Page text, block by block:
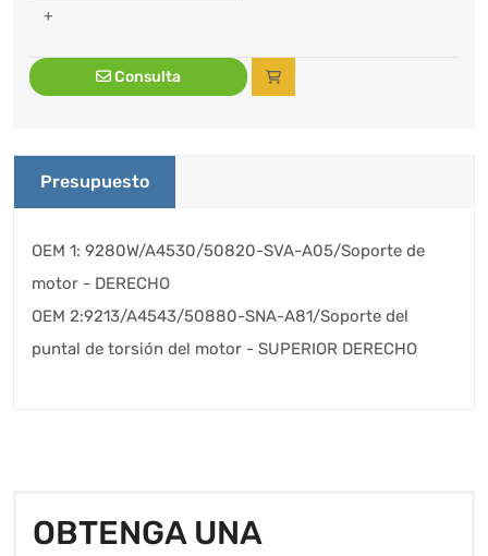
+
Consulta
Presupuesto
OEM 1: 9280W/A4530/50820-SVA-A05/Soporte de
motor - DERECHO
OEM 2:9213/A4543/50880-SNA-A81/Soporte del
puntal de torsión del motor - SUPERIOR DERECHO
OBTENGA UNA